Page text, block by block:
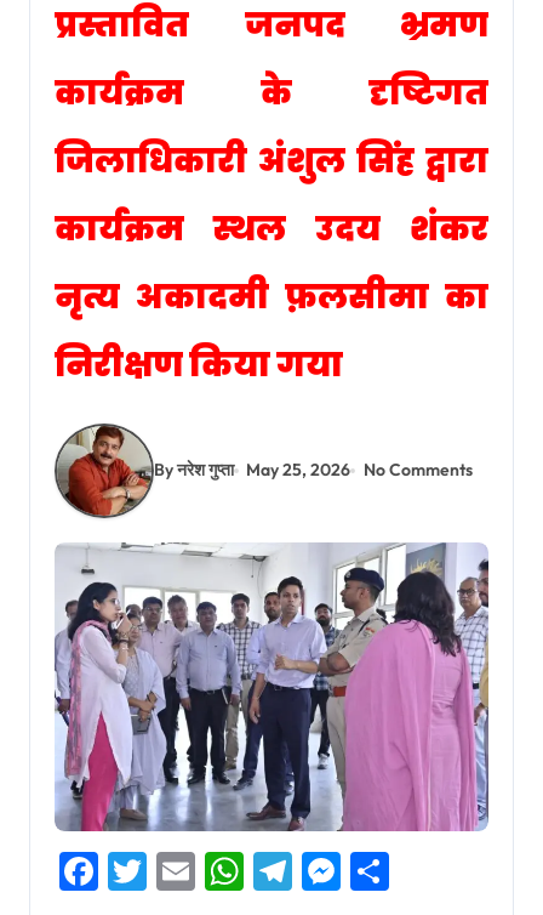
प्रस्तावित जनपद भ्रमण
कार्यक्रम के दृष्टिगत
जिलाधिकारी अंशुल सिंह द्वारा
कार्यक्रम स्थल उदय शंकर
नृत्य अकादमी फ़लसीमा का
निरीक्षण किया गया
By नरेश गुप्ता May 25, 2026 No Comments
Facebook
Twitter
EmailWhatsApp
Telegram
Messenger